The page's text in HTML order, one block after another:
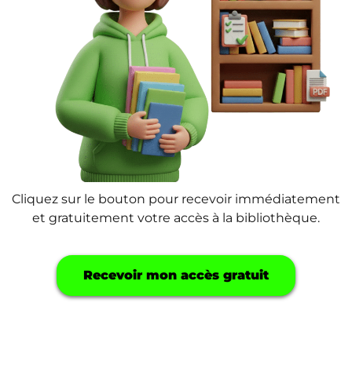
Cliquez sur le bouton pour recevoir immédiatement
et gratuitement votre accès à la bibliothèque.
Recevoir mon accès gratuit